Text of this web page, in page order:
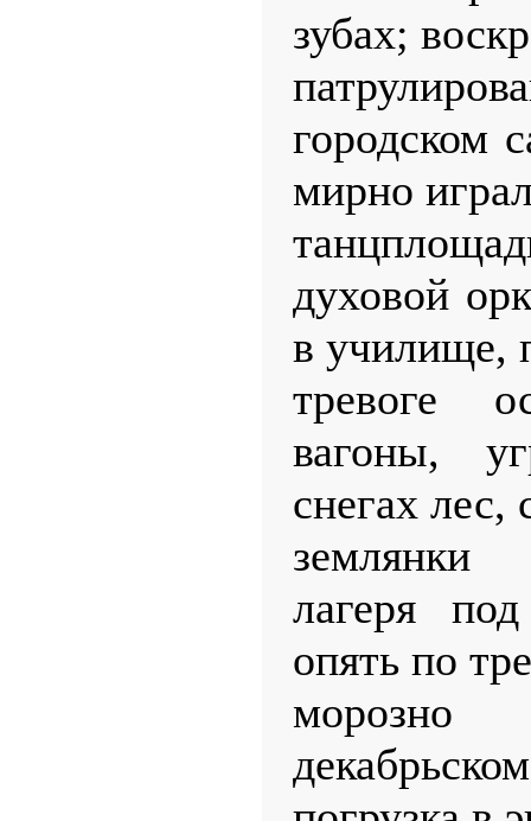
зубах;
городском
мирно
духовой
в училище,
тревоге
вагоны,
снегах лес,
землянки
лагеря
опять по